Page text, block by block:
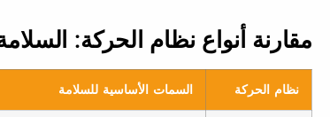
مقارنة أنواع نظام الحركة:
نظام الحركة السمات الأساسية للسلامة